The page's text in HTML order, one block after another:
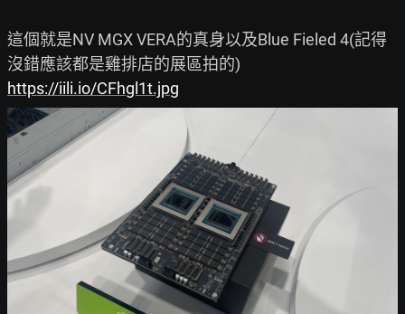
這個就是NV MGX VERA的真身以及Blue Fieled 4(記得
https://iili.io/CFhgl1t.jpg